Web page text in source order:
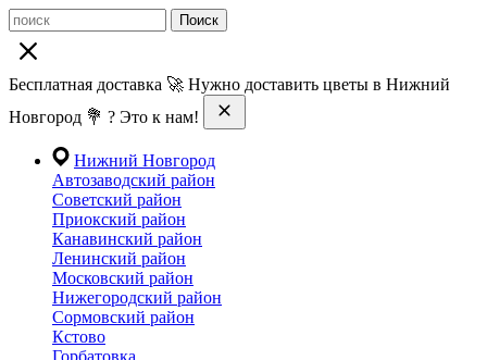
Поиск
Бесплатная доставка 🚀 Нужно доставить цветы в Нижний
Новгород 💐 ? Это к нам!
Нижний Новгород
Автозаводский район
Советский район
Приокский район
Канавинский район
Ленинский район
Московский район
Нижегородский район
Сормовский район
Кстово
Горбатовка